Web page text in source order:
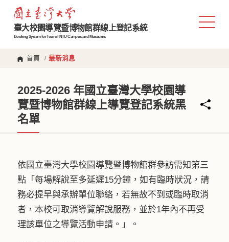
臺大校園導覽暨博物館群線上登記系統
Booking System for Tour of NTU Campus and Museums
首頁 / 最新消息
2025-2026 年國立臺灣大學校園導
覽暨博物館群線上導覽登記系統黑
名單
依國立臺灣大學校園導覽暨博物館群參訪需知第三
點「每場解說至多延遲15分鐘，如有臨時狀況，請
務必提早與承辦單位聯絡，若無故不到或臨時取消
者，本校可取消導覽解說服務，並於1年內不再受
理該單位之導覽活動申請。」。